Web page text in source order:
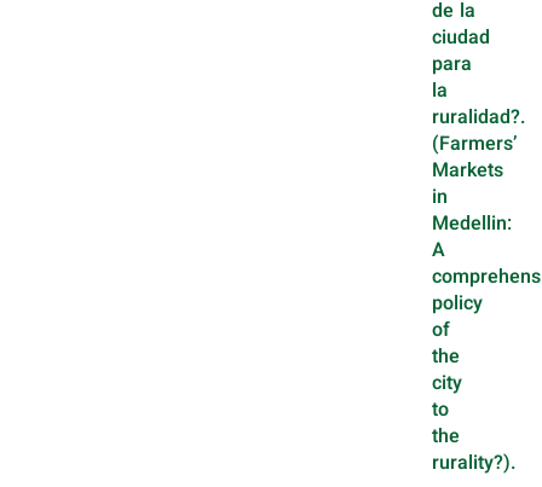
de la
ciudad
para
la
ruralidad?.
(Farmers’
Markets
in
Medellin:
A
policy
of
the
city
to
the
rurality?).